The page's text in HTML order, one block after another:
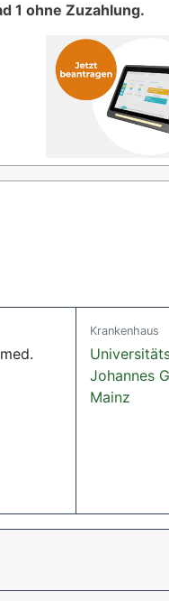
1 ohne Zuzahlung.
Krankenhaus
Johannes
Mainz